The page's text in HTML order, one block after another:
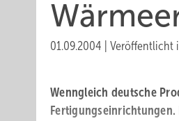
01.09.2004 Veröffentlicht
Wenngleich deutsche